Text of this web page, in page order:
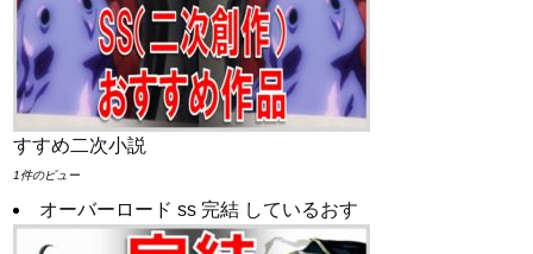
すすめ二次小説
1件のビュー
オーバーロード ss 完結 しているおす